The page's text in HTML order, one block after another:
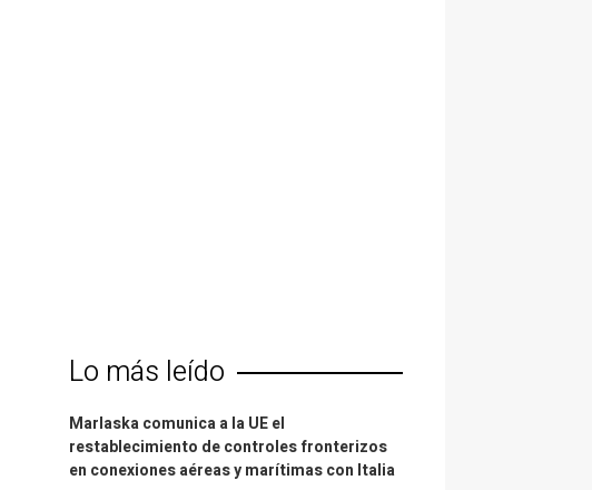
Lo más leído
Marlaska comunica a la UE el
restablecimiento de controles fronterizos
en conexiones aéreas y marítimas con Italia